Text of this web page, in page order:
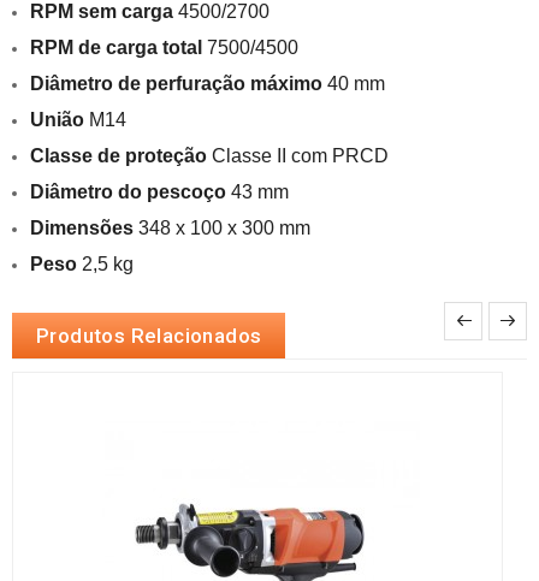
RPM sem carga 4500/2700
RPM de carga total 7500/4500
Diâmetro de perfuração máximo 40 mm
União M14
Classe de proteção Classe II com PRCD
Diâmetro do pescoço 43 mm
Dimensões 348 x 100 x 300 mm
Peso 2,5 kg
Produtos Relacionados